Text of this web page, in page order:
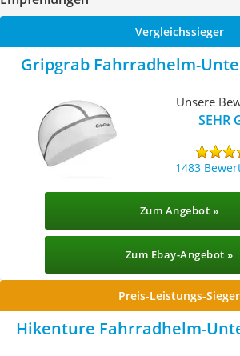
Vergleichssieger
Gripgrab Fahrradhelm-
Unsere
SEHR
1483
Zum Angebot »
Zum Ebay-Angebot »
Preis-Leistungs-Sieger
Hikenture Fahrradhelm-